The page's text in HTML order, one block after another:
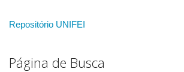
Repositório UNIFEI
Página de Busca